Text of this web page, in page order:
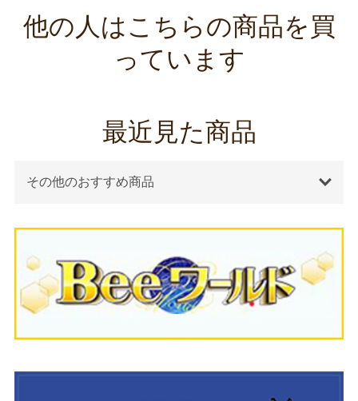
他の人はこちらの商品を買
っています
最近見た商品
その他のおすすめ商品